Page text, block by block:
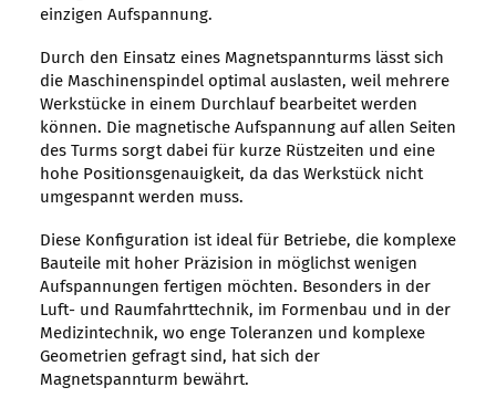
einzigen Aufspannung.
Durch den Einsatz eines Magnetspannturms lässt sich
die Maschinenspindel optimal auslasten, weil mehrere
Werkstücke in einem Durchlauf bearbeitet werden
können. Die magnetische Aufspannung auf allen Seiten
des Turms sorgt dabei für kurze Rüstzeiten und eine
hohe Positionsgenauigkeit, da das Werkstück nicht
umgespannt werden muss.
Diese Konfiguration ist ideal für Betriebe, die komplexe
Bauteile mit hoher Präzision in möglichst wenigen
Aufspannungen fertigen möchten. Besonders in der
Luft- und Raumfahrttechnik, im Formenbau und in der
Medizintechnik, wo enge Toleranzen und komplexe
Geometrien gefragt sind, hat sich der
Magnetspannturm bewährt.